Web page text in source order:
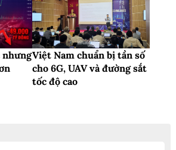
Việt Nam chuẩn bị tần số
cho 6G, UAV và đường sắt
tốc độ cao